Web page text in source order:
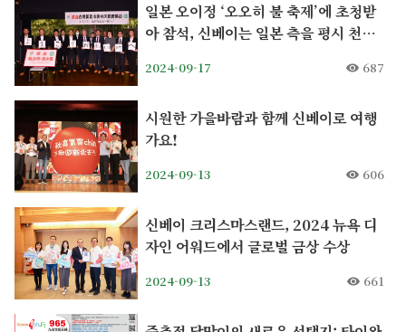
일본 오이정 ‘오오히 불 축제’에 초청받
아 참석, 신베이는 일본 측을 평시 천등
2024-09-17 687
시원한 가을바람과 함께 신베이로 여행
가요!
2024-09-13 606
신베이 크리스마스랜드, 2024 뉴욕 디
자인 어워드에서 글로벌 금상 수상
2024-09-13 661